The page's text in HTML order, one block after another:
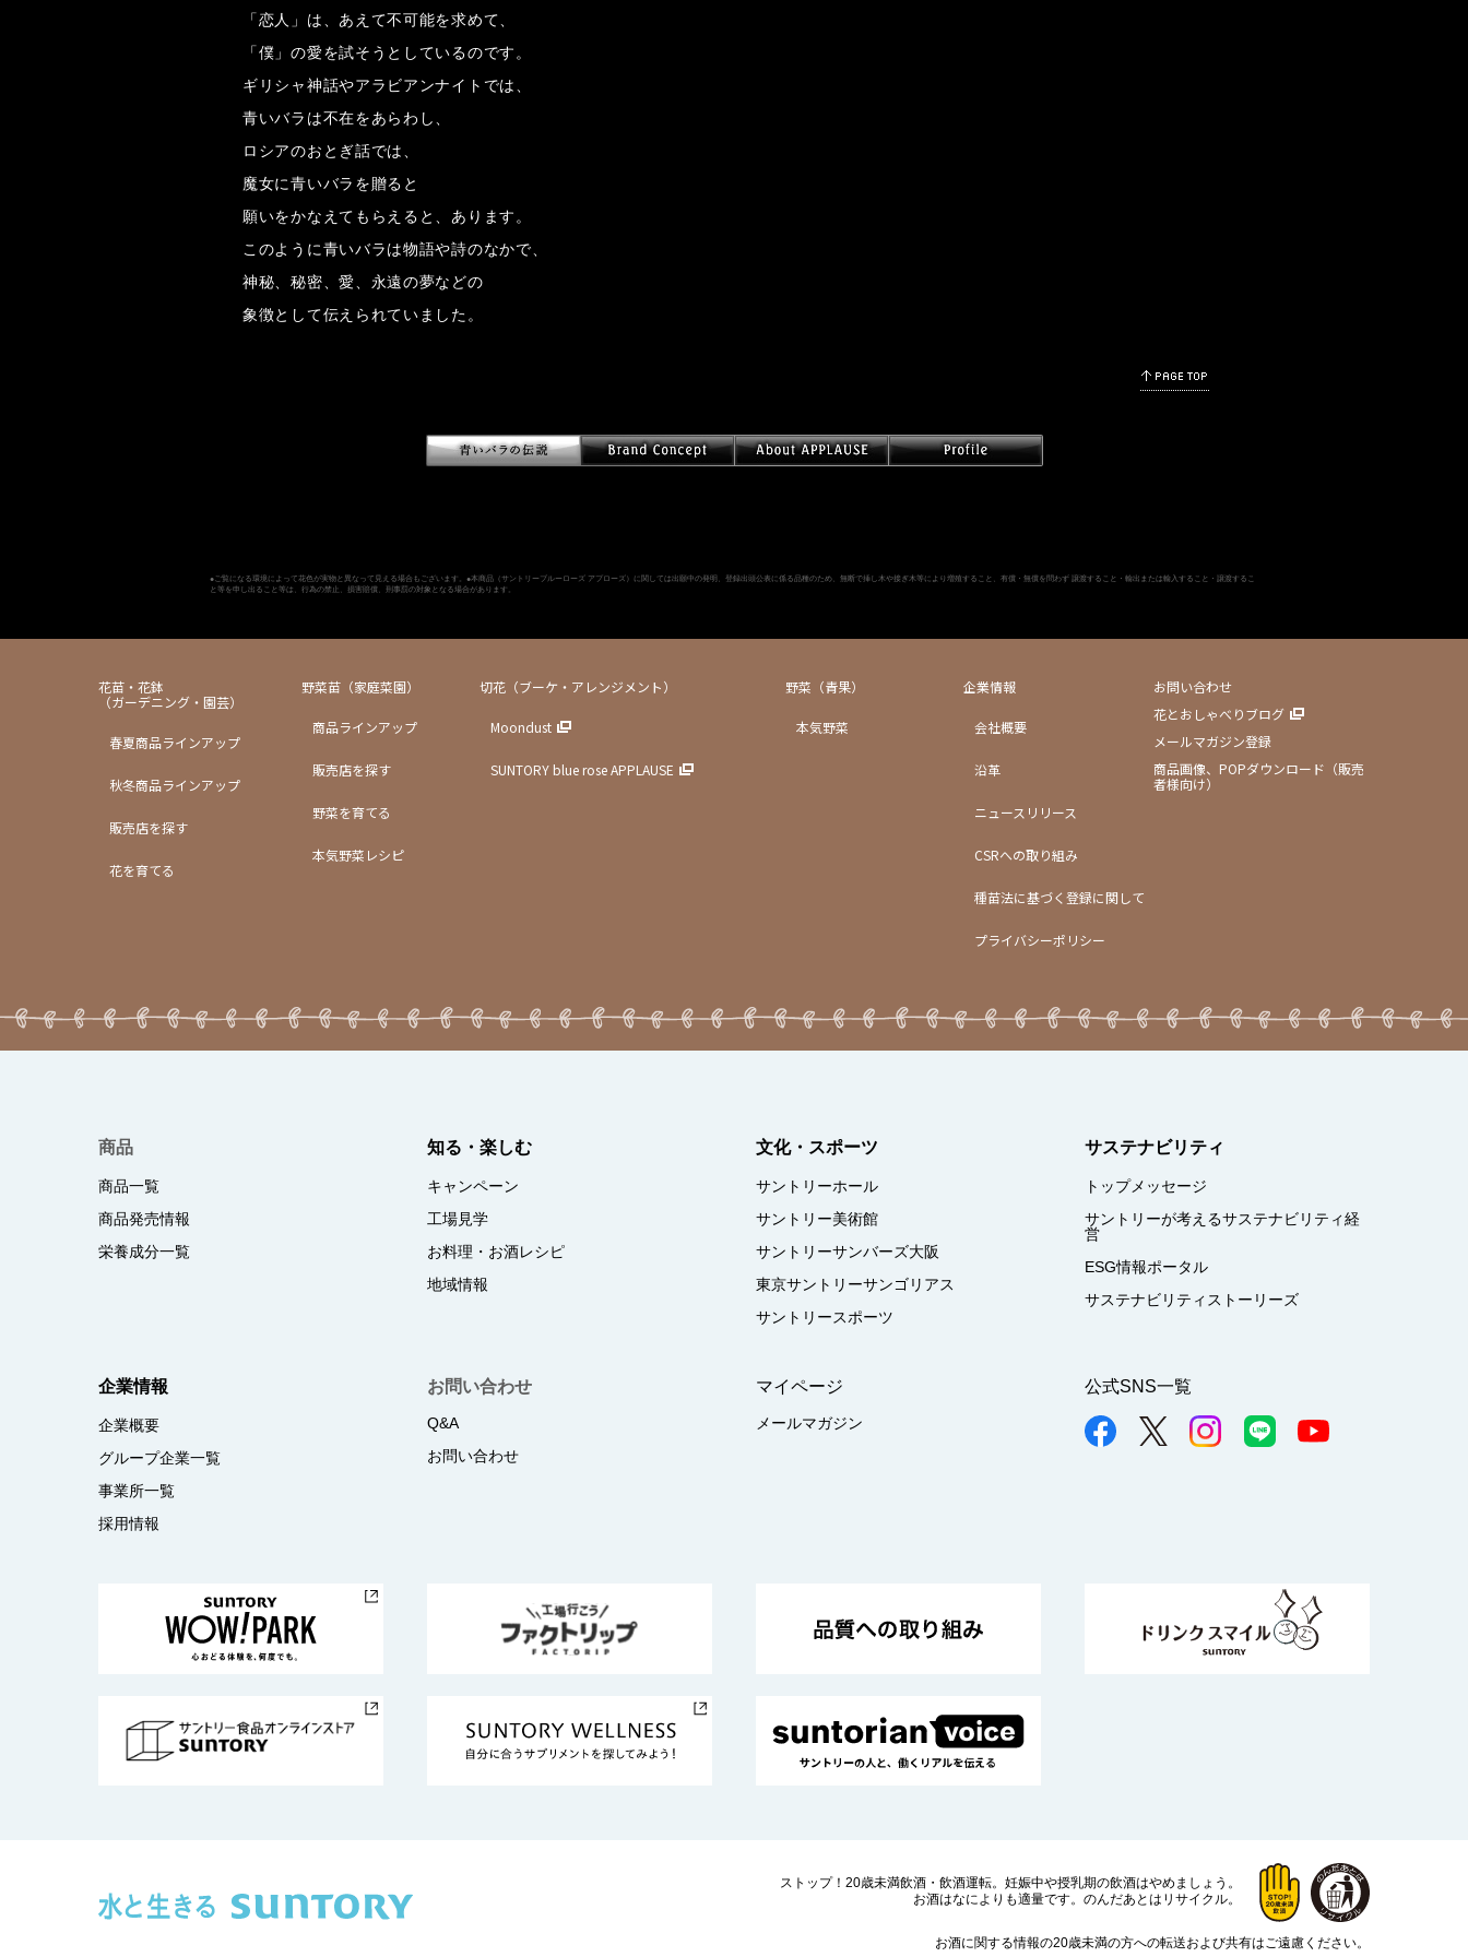
「恋人」は、あえて不可能を求めて、
「僕」の愛を試そうとしているのです。
ギリシャ神話やアラビアンナイトでは、
青いバラは不在をあらわし、
ロシアのおとぎ話では、
魔女に青いバラを贈ると
願いをかなえてもらえると、あります。
このように青いバラは物語や詩のなかで、
神秘、秘密、愛、永遠の夢などの
象徴として伝えられていました。
●ご覧になる環境によって花色が実物と異なって見える場合もございます。●本商品（サントリーブルーローズ アプローズ）に関しては出願中の発明、登録出頭公表に係る品種のため、無断で挿し木や接ぎ木等により増殖すること、有償・無償を問わず 譲渡すること・輸出または輸入すること・譲渡するこ
と等を申し出ること等は、行為の禁止、損害賠償、刑事罰の対象となる場合があります。
花苗・花鉢
（ガーデニング・園芸）
春夏商品ラインアップ
秋冬商品ラインアップ
販売店を探す
花を育てる
野菜苗（家庭菜園）
商品ラインアップ
販売店を探す
野菜を育てる
本気野菜レシピ
切花（ブーケ・アレンジメント）
Moondust
SUNTORY blue rose APPLAUSE
野菜（青果）
本気野菜
企業情報
会社概要
沿革
ニュースリリース
CSRへの取り組み
種苗法に基づく登録に関して
プライバシーポリシー
お問い合わせ
花とおしゃべりブログ
メールマガジン登録
商品画像、POPダウンロード（販売
者様向け）
商品
商品一覧
商品発売情報
栄養成分一覧
知る・楽しむ
キャンペーン
工場見学
お料理・お酒レシピ
地域情報
文化・スポーツ
サントリーホール
サントリー美術館
サントリーサンバーズ大阪
東京サントリーサンゴリアス
サントリースポーツ
サステナビリティ
トップメッセージ
サントリーが考えるサステナビリティ経
営
ESG情報ポータル
サステナビリティストーリーズ
企業情報
企業概要
グループ企業一覧
事業所一覧
採用情報
お問い合わせ
Q&A
お問い合わせ
マイページ
メールマガジン
公式SNS一覧
ストップ！20歳未満飲酒・飲酒運転。 妊娠中や授乳期の飲酒はやめましょう。
お酒はなによりも適量です。 のんだあとはリサイクル。
お酒に関する情報の20歳未満の方への転送および共有はご遠慮ください。